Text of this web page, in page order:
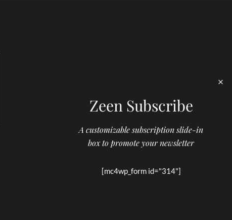
Zeen Subscribe
A customizable subscription slide-in
box to promote your newsletter
[mc4wp_form id="314"]